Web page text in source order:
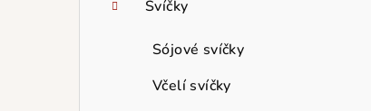
Svíčky
Sójové svíčky
Včelí svíčky